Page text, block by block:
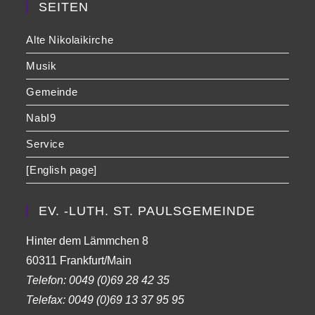
SEITEN
Alte Nikolaikirche
Musik
Gemeinde
NabI9
Service
[English page]
EV. -LUTH. ST. PAULSGEMEINDE
Hinter dem Lämmchen 8
60311 Frankfurt/Main
Telefon:0049 (0)69 28 42 35
Telefax:0049 (0)69 13 37 95 95